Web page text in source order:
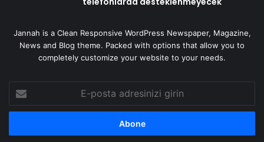
Jannah is a Clean Responsive WordPress Newspaper, Magazine,
News and Blog theme. Packed with options that allow you to
completely customize your website to your needs.
posta
adresinizi